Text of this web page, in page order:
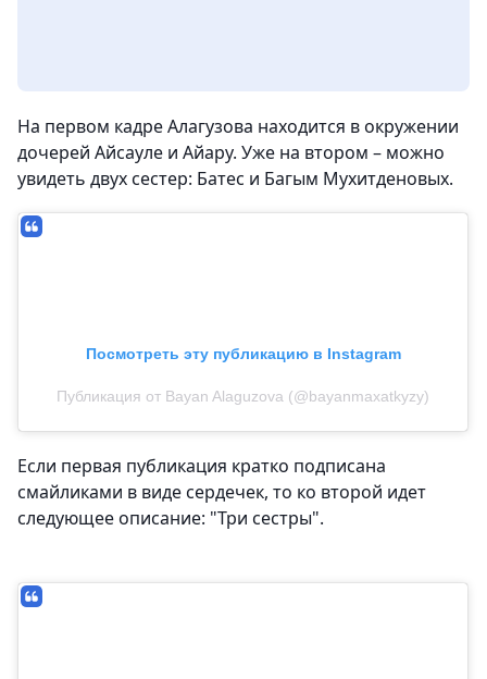
На первом кадре Алагузова находится в окружении
дочерей Айсауле и Айару. Уже на втором – можно
увидеть двух сестер: Батес и Багым Мухитденовых.
Посмотреть эту публикацию в Instagram
Публикация от Bayan Alaguzova (@bayanmaxatkyzy)
Если первая публикация кратко подписана
смайликами в виде сердечек, то ко второй идет
следующее описание: "Три сестры".